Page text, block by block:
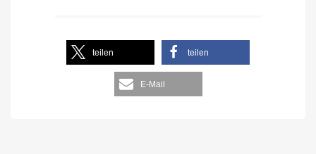
teilen teilen
E-Mail